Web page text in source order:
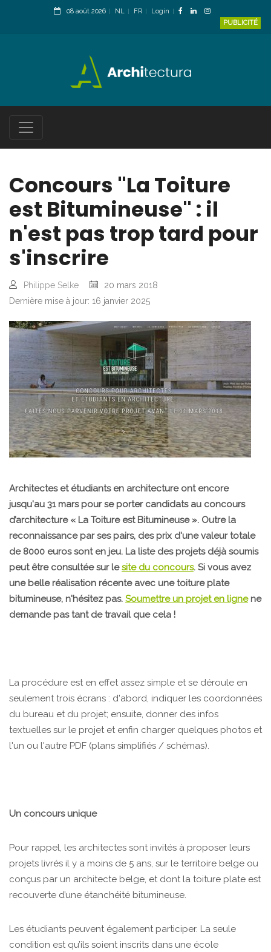
08 août 2026 NL FR
Login
PUBLICITÉ
Concours "La Toiture
est Bitumineuse" : il
n'est pas trop tard pour
s'inscrire
Philippe Selke
20 mars 2018
Dernière mise à jour: 16 janvier 2025
Architectes et étudiants en architecture ont encore
jusqu'au 31 mars pour se porter candidats au concours
d’architecture « La Toiture est Bitumineuse ». Outre la
reconnaissance par ses pairs, des prix d'une valeur totale
de 8000 euros sont en jeu. La liste des projets déjà soumis
peut être consultée sur lesite du concours. Si vous avez
une belle réalisation récente avec une toiture plate
bitumineuse, n'hésitez pas. Soumettre un projet en lignene
demande pas tant de travail que cela !
La procédure est en effet assez simple et se déroule en
seulement trois écrans : d'abord, indiquer les coordonnées
du bureau et du projet; ensuite, donner des infos
textuelles sur le projet et enfin charger quelques photos et
l'un ou l'autre PDF (plans simplifiés / schémas).
Un concours unique
Pour rappel, les architectes sont invités à proposer leurs
projets livrés il y a moins de 5 ans, sur le territoire belge ou
conçus par un architecte belge, et dont la toiture plate est
recouverte d’une étanchéité bitumineuse.
Les étudiants peuvent également participer. La seule
condition est qu’ils soient inscrits dans une école